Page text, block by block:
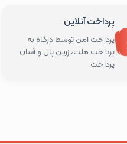
پرداخت آنلاین
پرداخت امن توسط درگاه به
پرداخت ملت، زرین پال و آسان
پرداخت